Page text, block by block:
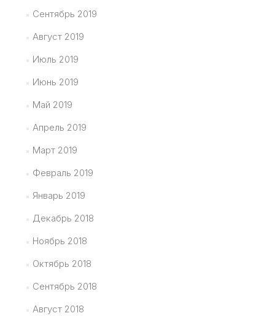
Сентябрь 2019
Август 2019
Июль 2019
Июнь 2019
Май 2019
Апрель 2019
Март 2019
Февраль 2019
Январь 2019
Декабрь 2018
Ноябрь 2018
Октябрь 2018
Сентябрь 2018
Август 2018